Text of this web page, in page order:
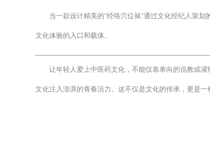
当一款设计精美的“经络穴位袜”通过文化经纪人策
文化体验的入口和载体。
让年轻人爱上中医药文化，不能仅靠单向的说教或
文化注入澎湃的青春活力。这不仅是文化的传承，更是